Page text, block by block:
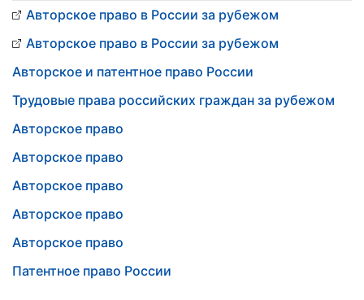
Авторское право в России за рубежом
Авторское право в России за рубежом
Авторское и патентное право России
Трудовые права российских граждан за рубежом
Авторское право
Авторское право
Авторское право
Авторское право
Авторское право
Патентное право России